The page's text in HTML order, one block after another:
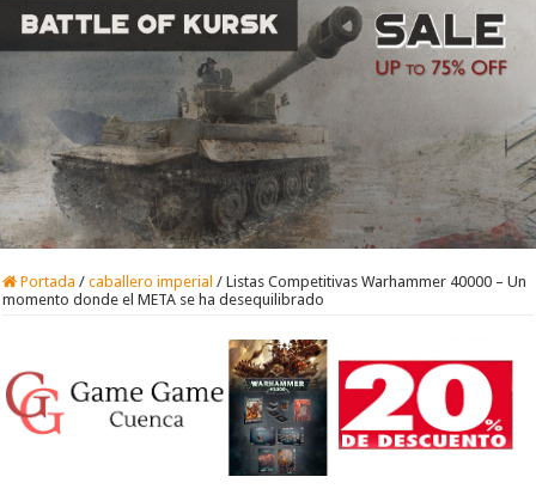
Portada / caballero imperial / Listas Competitivas Warhammer 40000 – Un
momento donde el META se ha desequilibrado